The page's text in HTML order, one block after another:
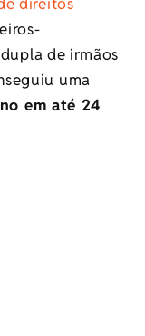
de irmãos
uma
em até 24